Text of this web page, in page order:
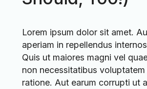
Lorem ipsum dolor sit amet.
aperiam in repellendus
Quis ut maiores magni vel
non necessitatibus voluptatem
ratione. Aut earum corrupti ut